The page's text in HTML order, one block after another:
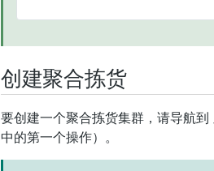
创建聚合拣货
要创建一个聚合拣货集群，请导航到
中的第一个操作）。